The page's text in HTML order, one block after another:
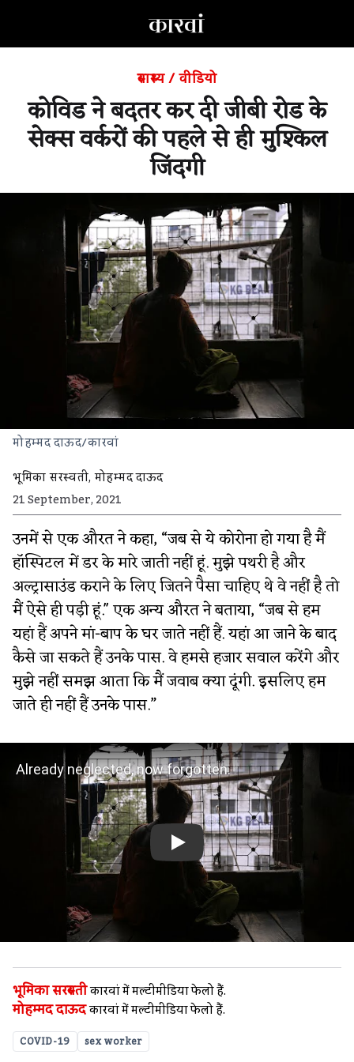
स्वास्थ्य/वीडियो
कोविड ने बदतर कर दी जीबी रोड के
सेक्स वर्करों की पहले से ही मुश्किल
जिंदगी
मोहम्मद दाऊद/कारवां
भूमिका सरस्वती,मोहम्मद दाऊद
21 September, 2021
उनमें से एक औरत ने कहा, “जब से ये कोरोना हो गया है मैं
हॉस्पिटल में डर के मारे जाती नहीं हूं. मुझे पथरी है और
अल्ट्रासाउंड कराने के लिए जितने पैसा चाहिए थे वे नहीं है तो
मैं ऐसे ही पड़ी हूं.'' एक अन्य औरत ने बताया, “जब से हम
यहां हैं अपने मां-बाप के घर जाते नहीं हैं. यहां आ जाने के बाद
कैसे जा सकते हैं उनके पास. वे हमसे हजार सवाल करेंगे और
मुझे नहीं समझ आता कि मैं जवाब क्या दूंगी. इसलिए हम
जाते ही नहीं हैं उनके पास.”
Already neglected, now forgotten.
भूमिका सरस्वतीकारवां में मल्टीमीडिया फेलो हैं.
मोहम्मद दाऊदकारवां में मल्टीमीडिया फेलो हैं.
COVID-19 sex worker